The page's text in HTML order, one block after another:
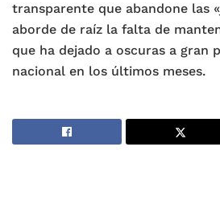
transparente que abandone las
aborde de raíz la falta de
que ha dejado a oscuras a gran
nacional en los últimos meses.